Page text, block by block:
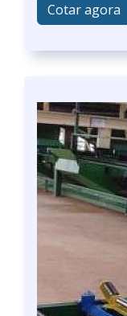
Cotar agora